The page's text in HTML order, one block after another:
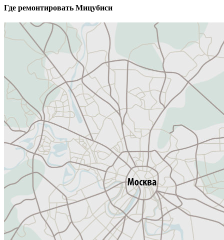
Где ремонтировать Мицубиси